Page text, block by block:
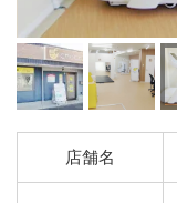
店舗名